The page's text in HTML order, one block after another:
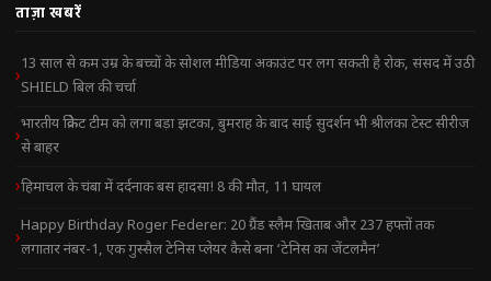
ताज़ा खबरें
13 साल से कम उम्र के बच्चों के सोशल मीडिया अकाउंट पर लग सकती है रोक, संसद में उठी
SHIELD बिल की चर्चा
भारतीय क्रिकेट टीम को लगा बड़ा झटका, बुमराह के बाद साई सुदर्शन भी श्रीलंका टेस्ट सीरीज
से बाहर
हिमाचल के चंबा में दर्दनाक बस हादसा! 8 की मौत, 11 घायल
Happy Birthday Roger Federer: 20 ग्रैंड स्लैम खिताब और 237 हफ्तों तक
लगातार नंबर-1, एक गुस्सैल टेनिस प्लेयर कैसे बना ‘टेनिस का जेंटलमैन’